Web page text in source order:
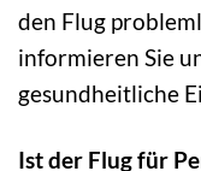
den Flug
informieren Sie
gesundheitliche
Ist der Flug für